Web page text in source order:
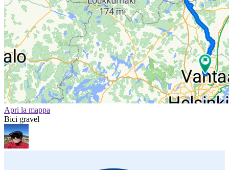
Apri la mappa
Bici gravel